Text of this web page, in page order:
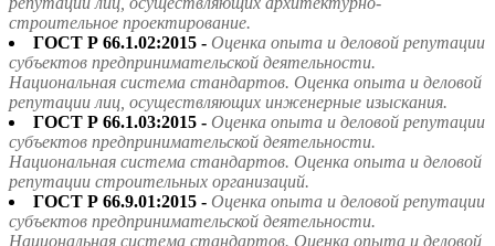
строительное проектирование.
ГОСТ Р 66.1.02:2015 - Оценка опыта и деловой репутации
субъектов предпринимательской деятельности.
Национальная система стандартов. Оценка опыта и деловой
репутации лиц, осуществляющих инженерные изыскания.
ГОСТ Р 66.1.03:2015 - Оценка опыта и деловой репутации
субъектов предпринимательской деятельности.
Национальная система стандартов. Оценка опыта и деловой
репутации строительных организаций.
ГОСТ Р 66.9.01:2015 - Оценка опыта и деловой репутации
субъектов предпринимательской деятельности.
Национальная система стандартов. Оценка опыта и деловой